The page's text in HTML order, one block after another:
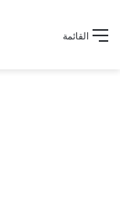
القائمة